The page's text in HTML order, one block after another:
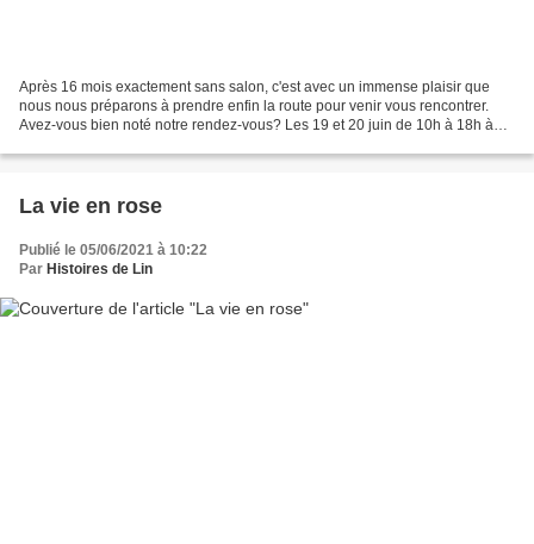
Après 16 mois exactement sans salon, c'est avec un immense plaisir que
nous nous préparons à prendre enfin la route pour venir vous rencontrer.
Avez-vous bien noté notre rendez-vous? Les 19 et 20 juin de 10h à 18h à
La vie en rose
Publié le 05/06/2021 à 10:22
Par Histoires de Lin